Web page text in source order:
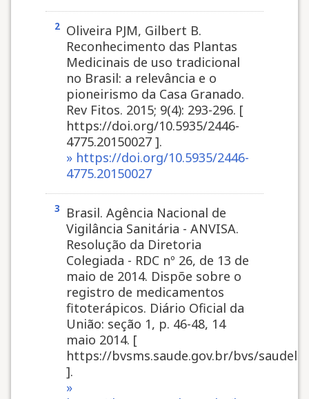
2 Oliveira PJM, Gilbert B.
Reconhecimento das Plantas
Medicinais de uso tradicional
no Brasil: a relevância e o
pioneirismo da Casa Granado.
Rev Fitos. 2015; 9(4): 293-296. [
https://doi.org/10.5935/2446-
4775.20150027 ].
» https://doi.org/10.5935/2446-
4775.20150027
3
Brasil. Agência Nacional de
Vigilância Sanitária - ANVISA.
Resolução da Diretoria
Colegiada - RDC nº 26, de 13 de
maio de 2014. Dispõe sobre o
registro de medicamentos
fitoterápicos. Diário Oficial da
União: seção 1, p. 46-48, 14
maio 2014. [
https://bvsms.saude.gov.br/bvs/
].
»